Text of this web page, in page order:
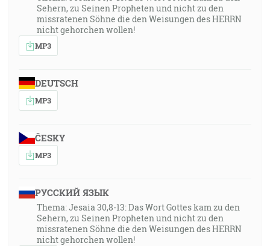
Sehern, zu Seinen Propheten und nicht zu den
missratenen Söhne die den Weisungen des HERRN
nicht gehorchen wollen!
MP3
DEUTSCH
MP3
ČESKY
MP3
РУССКИЙ ЯЗЫК
Thema: Jesaia 30,8-13: Das Wort Gottes kam zu den
Sehern, zu Seinen Propheten und nicht zu den
missratenen Söhne die den Weisungen des HERRN
nicht gehorchen wollen!